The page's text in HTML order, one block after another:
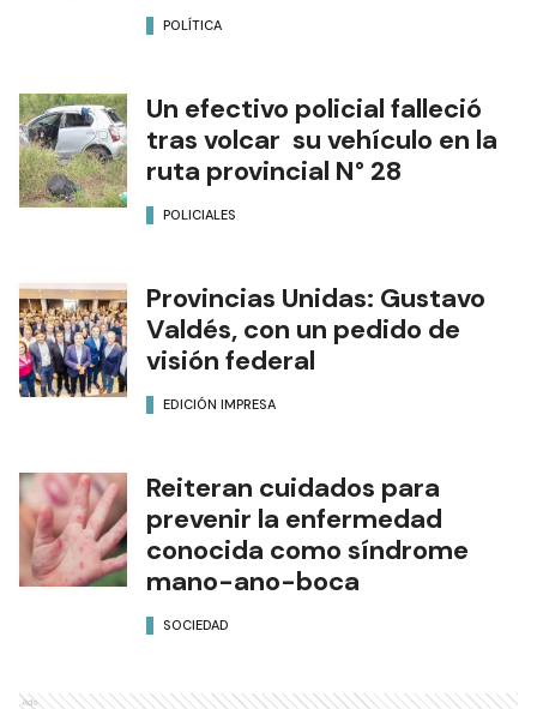
POLÍTICA
Un efectivo policial falleció
tras volcar su vehículo en la
ruta provincial N° 28
POLICIALES
Provincias Unidas: Gustavo
Valdés, con un pedido de
visión federal
EDICIÓN IMPRESA
Reiteran cuidados para
prevenir la enfermedad
conocida como síndrome
mano-ano-boca
SOCIEDAD
Ads